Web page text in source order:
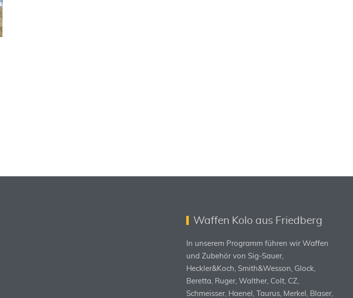
Waffen Kolo aus Friedberg
In unserem Programm führen wir Waffen
und Zubehör von Sig-Sauer,
Heckler&Koch, Smith&Wesson, Glock,
Beretta, Ruger, Walther, Colt, CZ,
Schmeisser, Haenel, Taurus, Merkel, Blaser,